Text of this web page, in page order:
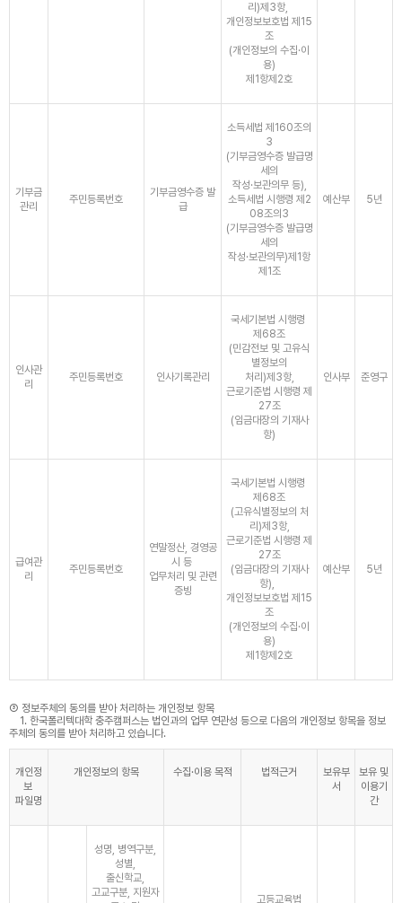
리)제3항,
개인정보보호법 제15
조
(개인정보의 수집·이
용)
제1항제2호
기부금
관리
주민등록번호
기부금영수증 발
급
소득세법 제160조의
3
(기부금영수증 발급명
세의
작성·보관의무 등),
소득세법 시행령 제2
08조의3
(기부금영수증 발급명
세의
작성·보관의무)제1항
제1조
예산부 5년
인사관
리
주민등록번호 인사기록관리
국세기본법 시행령
제68조
(민감전보 및 고유식
별정보의
처리)제3항,
근로기준법 시행령 제
27조
(임금대장의 기재사
항)
인사부 준영구
급여관
리
주민등록번호
연말정산, 경영공
시 등
업무처리 및 관련
증빙
국세기본법 시행령
제68조
(고유식별정보의 처
리)제3항,
근로기준법 시행령 제
27조
(임금대장의 기재사
항),
개인정보보호법 제15
조
(개인정보의 수집·이
용)
제1항제2호
예산부 5년
③ 정보주체의 동의를 받아 처리하는 개인정보 항목
1. 한국폴리텍대학 충주캠퍼스는 법인과의 업무 연관성 등으로 다음의 개인정보 항목을 정보
주체의 동의를 받아 처리하고 있습니다.
개인정
보
파일명
개인정보의 항목 수집·이용 목적 법적근거
보유부
서
보유 및
이용기
간
성명, 병역구분,
성별,
출신학교,
고교구분, 지원자
고등교육법